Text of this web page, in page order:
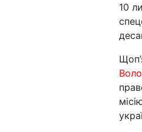
10